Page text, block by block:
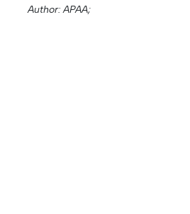
Author: APAA;